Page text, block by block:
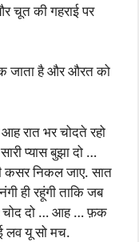
चूत की गहराई पर
जाता है और औरत को
आह रात भर चोदते रहो
प्यास बुझा दो …
कसर निकल जाए. सात
ही रहूंगी ताकि जब
चोद दो … आह … फ़क
लव यू सो मच.